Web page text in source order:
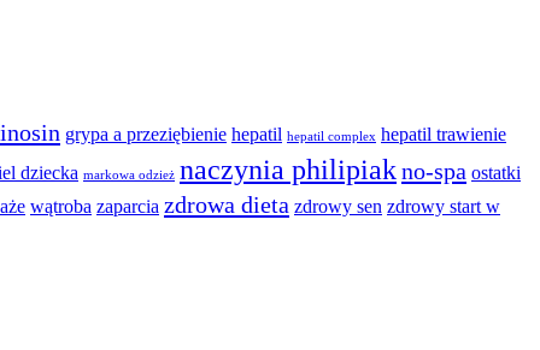
grypa a przeziębienie hepatil hepatil complex hepatil trawienie
dziecka markowa odzież naczynia philipiakno-spa ostatki
wątroba zaparcia zdrowa dieta zdrowy sen zdrowy start w